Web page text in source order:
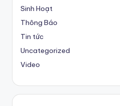
Sinh Hoạt
Thông Báo
Tin tức
Uncategorized
Video